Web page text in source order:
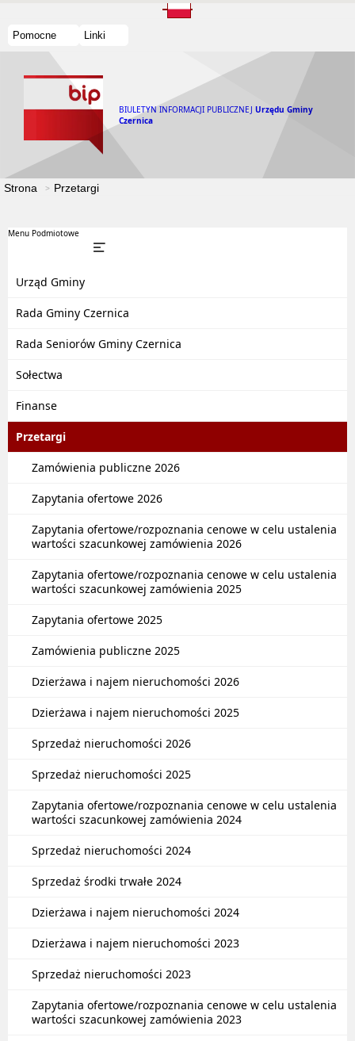
Pomocne Linki
BIULETYN INFORMACJI PUBLICZNEJ Urzędu Gminy
Czernica
Strona Przetargi
Menu Podmiotowe
Urząd Gminy
Rada Gminy Czernica
Rada Seniorów Gminy Czernica
Sołectwa
Finanse
Przetargi
Zamówienia publiczne 2026
Zapytania ofertowe 2026
Zapytania ofertowe/rozpoznania cenowe w celu ustalenia
wartości szacunkowej zamówienia 2026
Zapytania ofertowe/rozpoznania cenowe w celu ustalenia
wartości szacunkowej zamówienia 2025
Zapytania ofertowe 2025
Zamówienia publiczne 2025
Dzierżawa i najem nieruchomości 2026
Dzierżawa i najem nieruchomości 2025
Sprzedaż nieruchomości 2026
Sprzedaż nieruchomości 2025
Zapytania ofertowe/rozpoznania cenowe w celu ustalenia
wartości szacunkowej zamówienia 2024
Sprzedaż nieruchomości 2024
Sprzedaż środki trwałe 2024
Dzierżawa i najem nieruchomości 2024
Dzierżawa i najem nieruchomości 2023
Sprzedaż nieruchomości 2023
Zapytania ofertowe/rozpoznania cenowe w celu ustalenia
wartości szacunkowej zamówienia 2023